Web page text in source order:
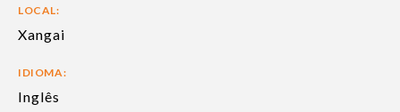
LOCAL:
Xangai
IDIOMA:
Inglês